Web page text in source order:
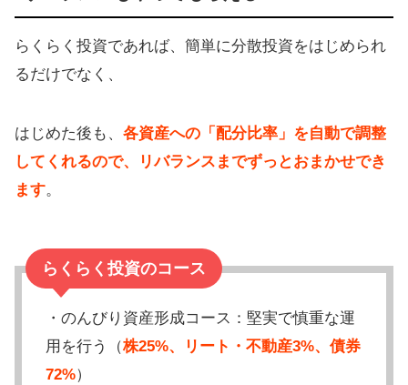
らくらく投資であれば、簡単に分散投資をはじめられ
るだけでなく、
はじめた後も、 各資産への「配分比率」を自動で調整
してくれるので、リバランスまでずっとおまかせでき
ます。
らくらく投資のコース
・のんびり資産形成コース：堅実で慎重な運
用を行う（株25%、リート・不動産3%、債券
72%）